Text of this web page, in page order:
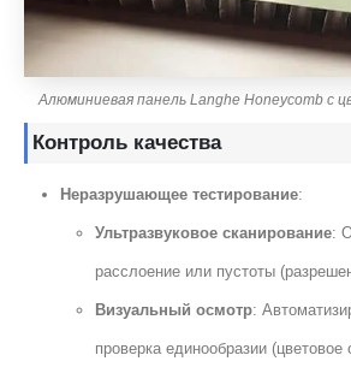
Алюминиевая панель Langhe Honeycomb с
Контроль качества
Неразрушающее тестирование:
Ультразвуковое сканирование:
расслоение или пустоты
Визуальный осмотр:
проверка единообразии (цветовое